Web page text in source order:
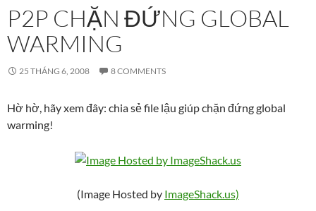
P2P CHẶN ĐỨNG GLOBAL
WARMING
25 THÁNG 6, 2008 8 COMMENTS
Hờ hờ, hãy xem đây: chia sẻ file lậu giúp chặn đứng global
warming!
(Image Hosted by ImageShack.us)